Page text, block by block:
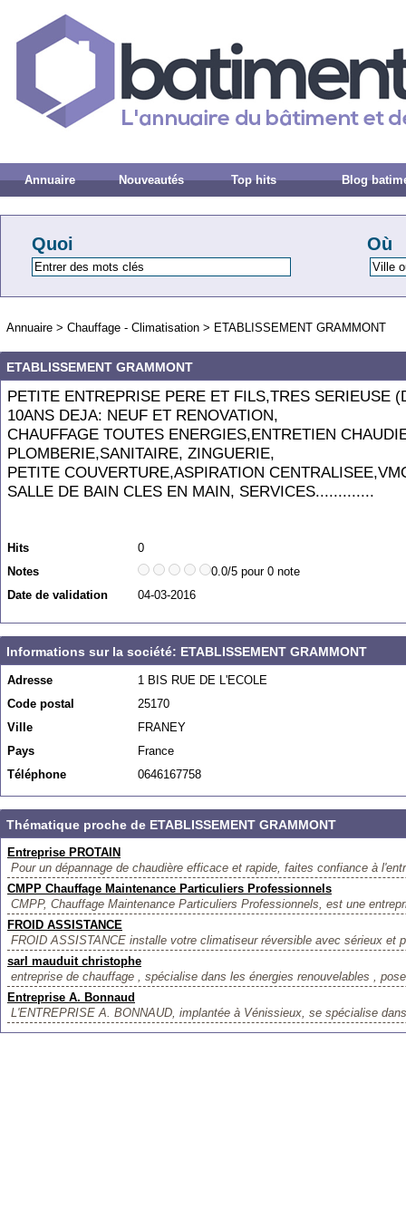
Annuaire Nouveautés Top hits Blog
Quoi Où
Annuaire > Chauffage - Climatisation > ETABLISSEMENT GRAMMONT
ETABLISSEMENT GRAMMONT
PETITE ENTREPRISE PERE ET FILS,TRES SERIEUSE
10ANS DEJA: NEUF ET RENOVATION,
CHAUFFAGE TOUTES ENERGIES,ENTRETIEN
PLOMBERIE,SANITAIRE, ZINGUERIE,
PETITE COUVERTURE,ASPIRATION
SALLE DE BAIN CLES EN MAIN, SERVICES.............
Hits
0
Notes
0.0/5 pour 0 note
Date de validation
04-03-2016
Informations sur la société: ETABLISSEMENT GRAMMONT
Adresse
1 BIS RUE DE L'ECOLE
Code postal
25170
Ville
FRANEY
Pays
France
Téléphone
0646167758
Thématique proche de ETABLISSEMENT GRAMMONT
Entreprise PROTAIN
Pour un dépannage de chaudière efficace et rapide, faites confiance à
CMPP Chauffage Maintenance Particuliers Professionnels
CMPP, Chauffage Maintenance Particuliers Professionnels, est une
FROID ASSISTANCE
FROID ASSISTANCE installe votre climatiseur réversible avec sérieux et
sarl mauduit christophe
entreprise de chauffage , spécialise dans les énergies renouvelables ,
Entreprise A. Bonnaud
L'ENTREPRISE A. BONNAUD, implantée à Vénissieux, se spécialise